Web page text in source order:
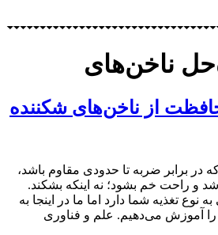
ناخن‌های
در برابر ضربه تا حدودی مقاوم باشد،
و راحت خم بشود؛ نه اینكه بشكند.
نوع تغذیه شما دارد اما ما در اینجا به
آموزش می‌دهیم. علم و فناوری